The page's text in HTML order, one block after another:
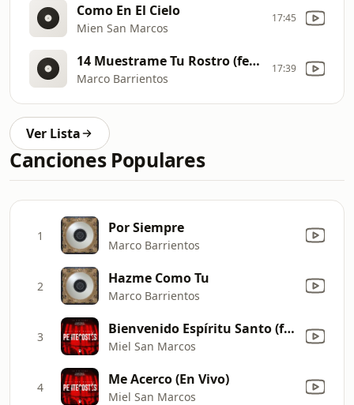
Como En El Cielo
Mien San Marcos
17:45
14 Muestrame Tu Rostro (feat. Yvonne Muñoz)
Marco Barrientos
17:39
Ver Lista
Canciones Populares
1 Por Siempre
Marco Barrientos
2 Hazme Como Tu
Marco Barrientos
3 Bienvenido Espíritu Santo (feat. Marco Barrientos) [En Vivo]
Miel San Marcos
4 Me Acerco (En Vivo)
Miel San Marcos